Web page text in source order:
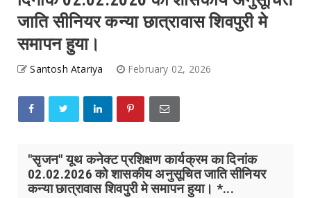
जाति सीनियर कन्या छात्रावास शिवपुरी मे
समापन हुया।
Santosh Atariya February 02, 2026
"सृजन" यूथ कनेक्ट प्रशिक्षण कार्यक्रम का दिनांक
02.02.2026 को शासकीय अनुसूचित जाति सीनियर
कन्या छात्रावास शिवपुरी मे समापन हुया। *...